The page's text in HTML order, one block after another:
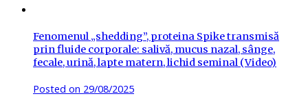
Fenomenul „shedding”, proteina Spike transmisă
prin fluide corporale: salivă, mucus nazal, sânge,
fecale, urină, lapte matern, lichid seminal (Video)
Posted on 29/08/2025